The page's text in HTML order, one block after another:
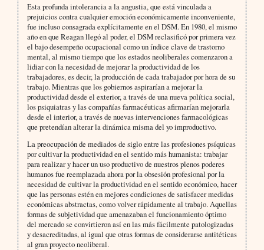
Esta profunda intolerancia a la angustia, que está vinculada a
prejuicios contra cualquier emoción económicamente inconveniente,
fue incluso consagrada explícitamente en el DSM. En 1980, el mismo
año en que Reagan llegó al poder, el DSM reclasificó por primera vez
el bajo desempeño ocupacional como un índice clave de trastorno
mental, al mismo tiempo que los estados neoliberales comenzaron a
lidiar con la necesidad de mejorar la productividad de los
trabajadores, es decir, la producción de cada trabajador por hora de su
trabajo. Mientras que los gobiernos aspirarían a mejorar la
productividad desde el exterior, a través de una nueva política social,
los psiquiatras y las compañías farmacéuticas afirmarían mejorarla
desde el interior, a través de nuevas intervenciones farmacológicas
que pretendían alterar la dinámica misma del yo improductivo.
La preocupación de mediados de siglo entre las profesiones psíquicas
por cultivar la productividad en el sentido más humanista: trabajar
para realizar y hacer un uso productivo de nuestros plenos poderes
humanos fue reemplazada ahora por la obsesión profesional por la
necesidad de cultivar la productividad en el sentido económico, hacer
que las personas estén en mejores condiciones de satisfacer medidas
económicas abstractas, como volver rápidamente al trabajo. Aquellas
formas de subjetividad que amenazaban el funcionamiento óptimo
del mercado se convirtieron así en las más fácilmente patologizadas
y desacreditadas, al igual que otras formas de considerarse antitéticas
al gran proyecto neoliberal.